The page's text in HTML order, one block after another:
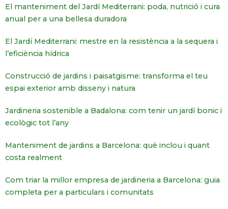
El manteniment del Jardí Mediterrani: poda, nutrició i cura
anual per a una bellesa duradora
El Jardí Mediterrani: mestre en la resistència a la sequera i
l’eficiència hídrica
Construcció de jardins i paisatgisme: transforma el teu
espai exterior amb disseny i natura
Jardineria sostenible a Badalona: com tenir un jardí bonic i
ecològic tot l’any
Manteniment de jardins a Barcelona: què inclou i quant
costa realment
Com triar la millor empresa de jardineria a Barcelona: guia
completa per a particulars i comunitats